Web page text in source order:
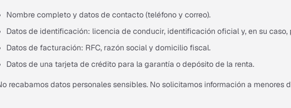
Nombre completo y datos de contacto (teléfono y correo).
Datos de identificación: licencia de conducir, identificación oficial y, en su caso,
Datos de facturación: RFC, razón social y domicilio fiscal.
Datos de una tarjeta de crédito para la garantía o depósito de la renta.
recabamos datos personales sensibles. No solicitamos información a menores